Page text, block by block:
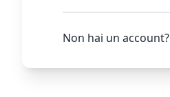
Non hai un account?